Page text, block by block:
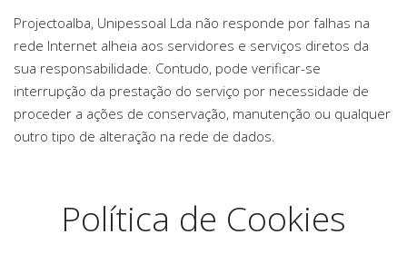
Projectoalba, Unipessoal Lda não responde por falhas na
rede Internet alheia aos servidores e serviços diretos da
sua responsabilidade. Contudo, pode verificar-se
interrupção da prestação do serviço por necessidade de
proceder a ações de conservação, manutenção ou qualquer
outro tipo de alteração na rede de dados.
Política de Cookies